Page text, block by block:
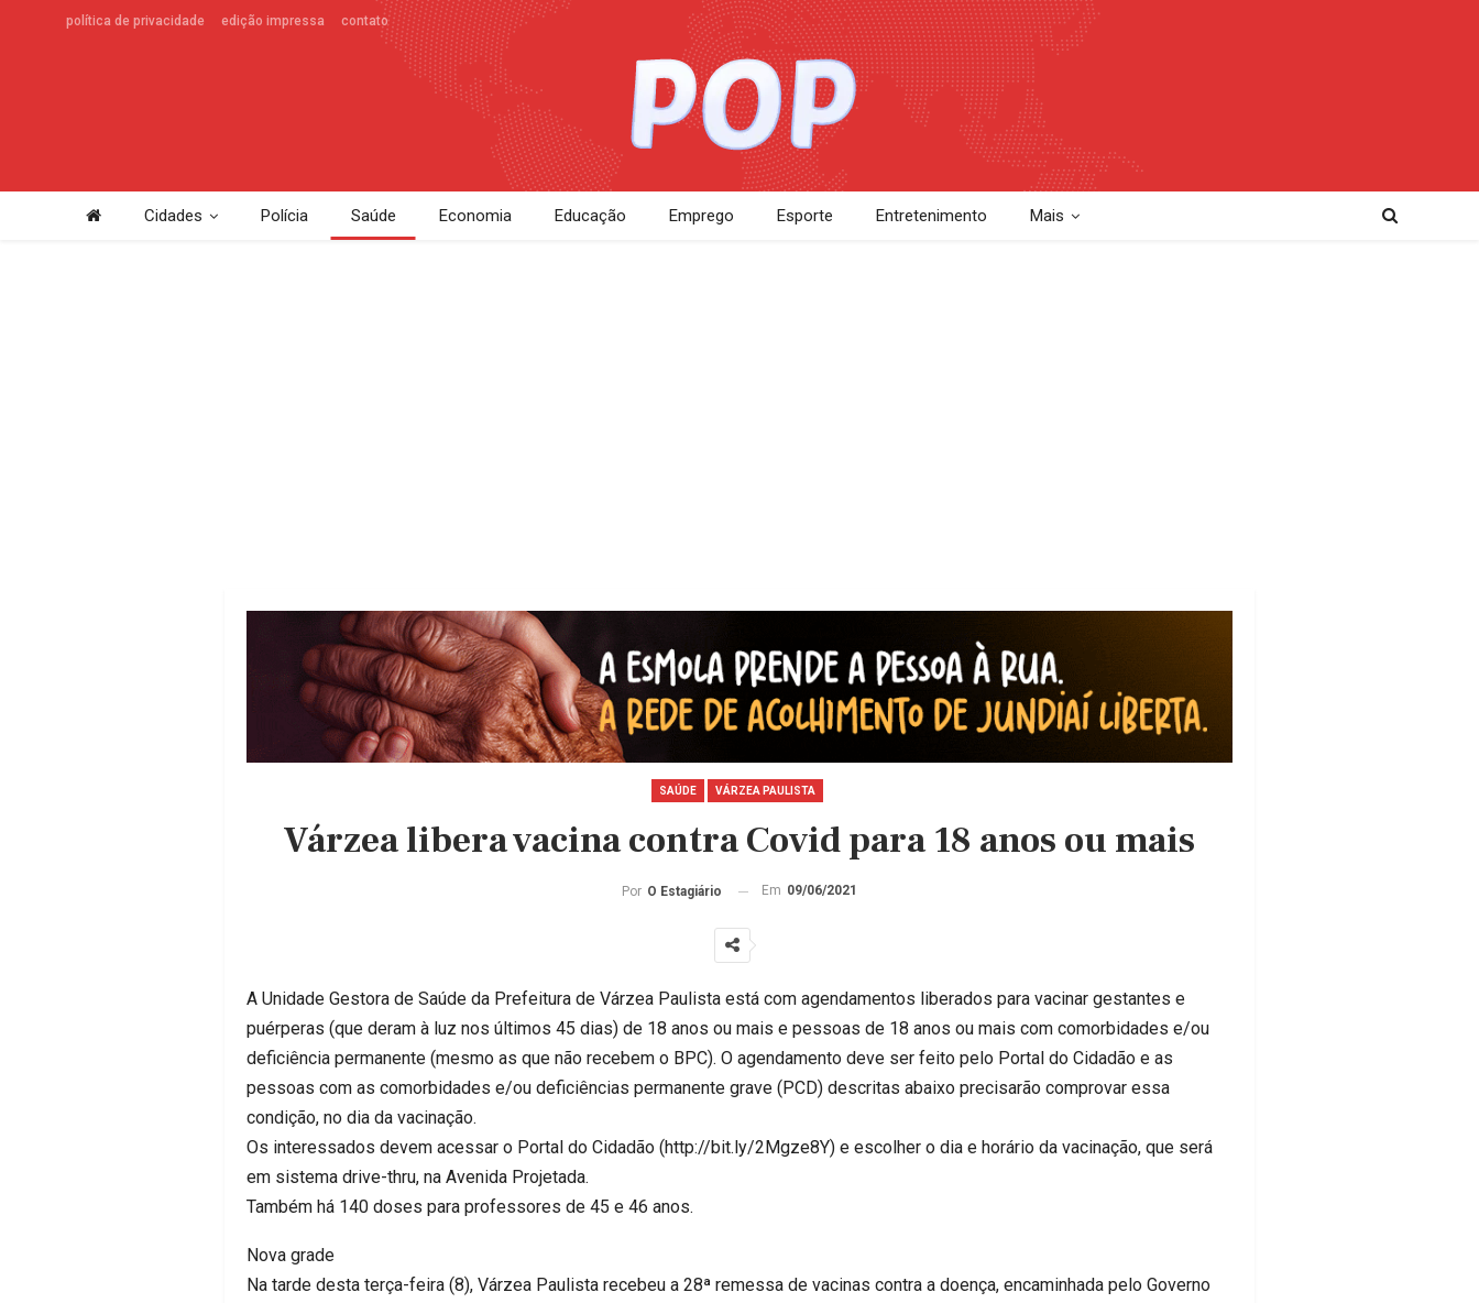
política de privacidade edição impressa contato
Cidades Polícia Saúde Economia Educação Emprego Esporte Entretenimento Mais
SAÚDE VÁRZEA PAULISTA
Várzea libera vacina contra Covid para 18 anos ou mais
Por O Estagiário Em 09/06/2021
A Unidade Gestora de Saúde da Prefeitura de Várzea Paulista está com agendamentos liberados para vacinar gestantes e
puérperas (que deram à luz nos últimos 45 dias) de 18 anos ou mais e pessoas de 18 anos ou mais com comorbidades e/ou
deficiência permanente (mesmo as que não recebem o BPC). O agendamento deve ser feito pelo Portal do Cidadão e as
pessoas com as comorbidades e/ou deficiências permanente grave (PCD) descritas abaixo precisarão comprovar essa
condição, no dia da vacinação.
Os interessados devem acessar o Portal do Cidadão (http://bit.ly/2Mgze8Y) e escolher o dia e horário da vacinação, que será
em sistema drive-thru, na Avenida Projetada.
Também há 140 doses para professores de 45 e 46 anos.
Nova grade
Na tarde desta terça-feira (8), Várzea Paulista recebeu a 28ª remessa de vacinas contra a doença, encaminhada pelo Governo